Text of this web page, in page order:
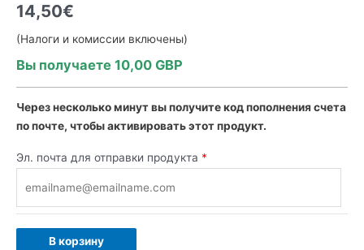
14,50€
(Налоги и комиссии включены)
Вы получаете 10,00 GBP
Через несколько минут вы получите код пополнения счета
по почте, чтобы активировать этот продукт.
Эл. почта для отправки продукта *
В корзину